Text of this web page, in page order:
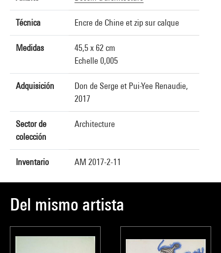
Técnica Encre de Chine et zip sur calque
Medidas
45,5 x 62 cm
Echelle 0,005
Adquisición
Don de Serge et Pui-Yee Renaudie,
2017
Sector de
colección
Architecture
Inventario AM 2017-2-11
Del mismo artista